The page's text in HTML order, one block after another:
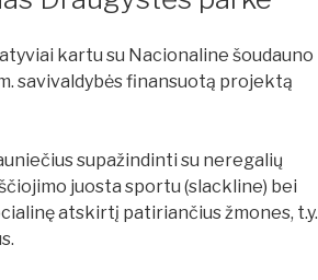
kartu su Nacionaline šoudauno
savivaldybės finansuotą projektą
supažindinti su neregalių
juosta sportu (slackline) bei
atskirtį patiriančius žmones, t.y.